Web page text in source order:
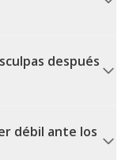
después
débil ante los